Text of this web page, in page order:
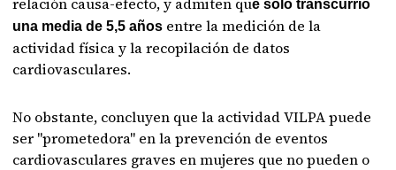
e solo transcurrió
una media de 5,5 años entre la medición de la
actividad física y la recopilación de datos
cardiovasculares.
No obstante, concluyen que la actividad VILPA puede
ser "prometedora" en la prevención de eventos
cardiovasculares graves en mujeres que no pueden o